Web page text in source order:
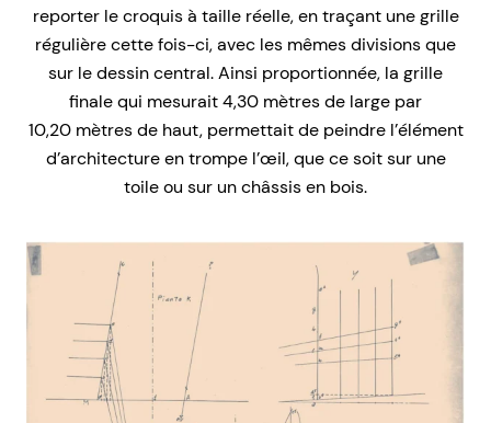
reporter le croquis à taille réelle, en traçant une grille
régulière cette fois-ci, avec les mêmes divisions que
sur le dessin central. Ainsi proportionnée, la grille
finale qui mesurait 4,30 mètres de large par
10,20 mètres de haut, permettait de peindre l’élément
d’architecture en trompe l’œil, que ce soit sur une
toile ou sur un châssis en bois.